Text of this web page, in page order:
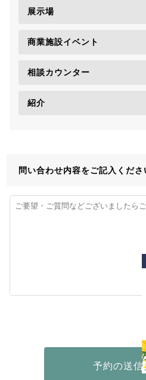
展示場
商業施設イベント
相談カウンター
紹介
問い合わせ内容をご記入くださ